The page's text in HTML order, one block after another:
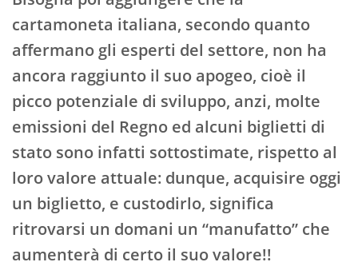
cartamoneta italiana, secondo quanto
affermano gli esperti del settore, non ha
ancora raggiunto il suo apogeo, cioè il
picco potenziale di sviluppo, anzi, molte
emissioni del Regno ed alcuni biglietti di
stato sono infatti sottostimate, rispetto al
loro valore attuale: dunque, acquisire oggi
un biglietto, e custodirlo, significa
ritrovarsi un domani un “manufatto” che
aumenterà di certo il suo valore!!